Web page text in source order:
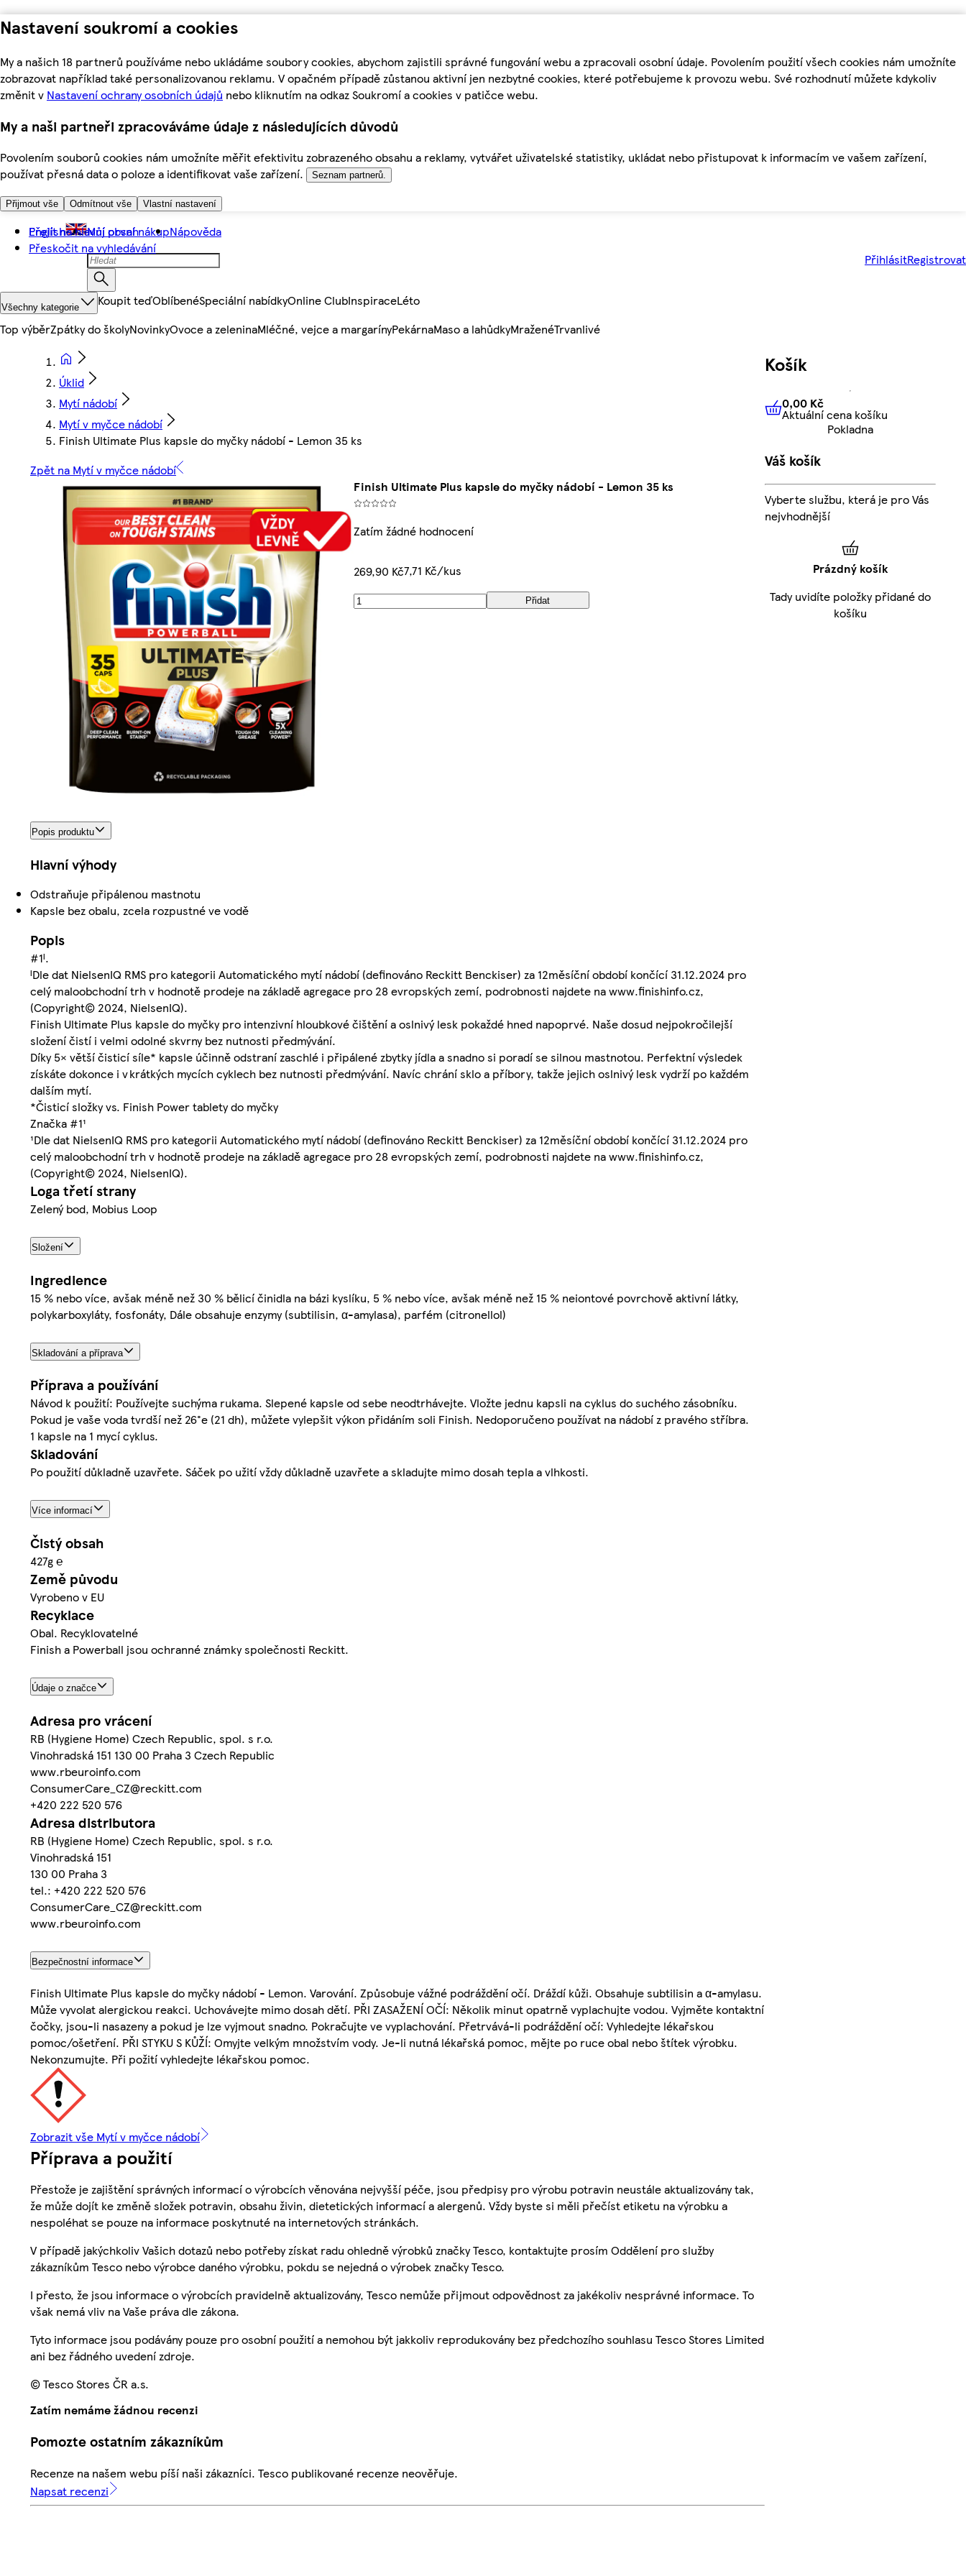
Nastavení soukromí a cookies
My a našich 18 partnerů používáme nebo ukládáme soubory cookies, abychom zajistili správné fungování webu a zpracovali osobní údaje. Povolením použití všech cookies nám umožníte
zobrazovat například také personalizovanou reklamu. V opačném případě zůstanou aktivní jen nezbytné cookies, které potřebujeme k provozu webu. Své rozhodnutí můžete kdykoliv
změnit v Nastavení ochrany osobních údajů nebo kliknutím na odkaz Soukromí a cookies v patičce webu.
My a naši partneři zpracováváme údaje z následujících důvodů
Povolením souborů cookies nám umožníte měřit efektivitu zobrazeného obsahu a reklamy, vytvářet uživatelské statistiky, ukládat nebo přistupovat k informacím ve vašem zařízení,
používat přesná data o poloze a identifikovat vaše zařízení.
Seznam partnerů.
Přijmout vše Odmítnout vše Vlastní nastavení
Přejít na hlavní obsah
Přeskočit na vyhledávání
English Můj první nákupNápověda
PřihlásitRegistrovat
Všechny kategorie Koupit teďOblíbenéSpeciální nabídkyOnline ClubInspiraceLéto
Top výběrZpátky do školyNovinkyOvoce a zeleninaMléčné, vejce a margarínyPekárnaMaso a lahůdkyMraženéTrvanlivé
Úklid
Mytí nádobí
Mytí v myčce nádobí
Finish Ultimate Plus kapsle do myčky nádobí - Lemon 35 ks
Zpět na Mytí v myčce nádobí
Finish Ultimate Plus kapsle do myčky nádobí - Lemon 35 ks
Zatím žádné hodnocení
269,90 Kč7,71 Kč/kus
Přidat
Popis produktu
Hlavní výhody
Odstraňuje připálenou mastnotu
Kapsle bez obalu, zcela rozpustné ve vodě
Popis
#1ᴵ.
ᴵDle dat NielsenIQ RMS pro kategorii Automatického mytí nádobí (definováno Reckitt Benckiser) za 12měsíční období končící 31.12.2024 pro
celý maloobchodní trh v hodnotě prodeje na základě agregace pro 28 evropských zemí, podrobnosti najdete na www.finishinfo.cz,
(Copyright© 2024, NielsenIQ).
Finish Ultimate Plus kapsle do myčky pro intenzivní hloubkové čištění a oslnivý lesk pokaždé hned napoprvé. Naše dosud nejpokročilejší
složení čistí i velmi odolné skvrny bez nutnosti předmývání.
Díky 5× větší čisticí síle* kapsle účinně odstraní zaschlé i připálené zbytky jídla a snadno si poradí se silnou mastnotou. Perfektní výsledek
získáte dokonce i v krátkých mycích cyklech bez nutnosti předmývání. Navíc chrání sklo a příbory, takže jejich oslnivý lesk vydrží po každém
dalším mytí.
*Čisticí složky vs. Finish Power tablety do myčky
Značka #1¹
¹Dle dat NielsenIQ RMS pro kategorii Automatického mytí nádobí (definováno Reckitt Benckiser) za 12měsíční období končící 31.12.2024 pro
celý maloobchodní trh v hodnotě prodeje na základě agregace pro 28 evropských zemí, podrobnosti najdete na www.finishinfo.cz,
(Copyright© 2024, NielsenIQ).
Loga třetí strany
Zelený bod, Mobius Loop
Složení
Ingredience
15 % nebo více, avšak méně než 30 % bělicí činidla na bázi kyslíku, 5 % nebo více, avšak méně než 15 % neiontové povrchově aktivní látky,
polykarboxyláty, fosfonáty, Dále obsahuje enzymy (subtilisin, α-amylasa), parfém (citronellol)
Skladování a příprava
Příprava a používání
Návod k použití: Používejte suchýma rukama. Slepené kapsle od sebe neodtrhávejte. Vložte jednu kapsli na cyklus do suchého zásobníku.
Pokud je vaše voda tvrdší než 26°e (21 dh), můžete vylepšit výkon přidáním soli Finish. Nedoporučeno používat na nádobí z pravého stříbra.
1 kapsle na 1 mycí cyklus.
Skladování
Po použití důkladně uzavřete. Sáček po užití vždy důkladně uzavřete a skladujte mimo dosah tepla a vlhkosti.
Více informací
Čistý obsah
427g ℮
Země původu
Vyrobeno v EU
Recyklace
Obal. Recyklovatelné
Finish a Powerball jsou ochranné známky společnosti Reckitt.
Údaje o značce
Adresa pro vrácení
RB (Hygiene Home) Czech Republic, spol. s r.o.
Vinohradská 151 130 00 Praha 3 Czech Republic
www.rbeuroinfo.com
ConsumerCare_CZ@reckitt.com
+420 222 520 576
Adresa distributora
RB (Hygiene Home) Czech Republic, spol. s r.o.
Vinohradská 151
130 00 Praha 3
tel.: +420 222 520 576
ConsumerCare_CZ@reckitt.com
www.rbeuroinfo.com
Bezpečnostní informace
Finish Ultimate Plus kapsle do myčky nádobí - Lemon. Varování. Způsobuje vážné podráždění očí. Dráždí kůži. Obsahuje subtilisin a α-amylasu.
Může vyvolat alergickou reakci. Uchovávejte mimo dosah dětí. PŘI ZASAŽENÍ OČÍ: Několik minut opatrně vyplachujte vodou. Vyjměte kontaktní
čočky, jsou-li nasazeny a pokud je lze vyjmout snadno. Pokračujte ve vyplachování. Přetrvává-li podráždění očí: Vyhledejte lékařskou
pomoc/ošetření. PŘI STYKU S KŮŽÍ: Omyjte velkým množstvím vody. Je-li nutná lékařská pomoc, mějte po ruce obal nebo štítek výrobku.
Nekonzumujte. Při požití vyhledejte lékařskou pomoc.
Zobrazit vše Mytí v myčce nádobí
Příprava a použití
Přestože je zajištění správných informací o výrobcích věnována nejvyšší péče, jsou předpisy pro výrobu potravin neustále aktualizovány tak,
že může dojít ke změně složek potravin, obsahu živin, dietetických informací a alergenů. Vždy byste si měli přečíst etiketu na výrobku a
nespoléhat se pouze na informace poskytnuté na internetových stránkách.
V případě jakýchkoliv Vašich dotazů nebo potřeby získat radu ohledně výrobků značky Tesco, kontaktujte prosím Oddělení pro služby
zákazníkům Tesco nebo výrobce daného výrobku, pokdu se nejedná o výrobek značky Tesco.
I přesto, že jsou informace o výrobcích pravidelně aktualizovány, Tesco nemůže přijmout odpovědnost za jakékoliv nesprávné informace. To
však nemá vliv na Vaše práva dle zákona.
Tyto informace jsou podávány pouze pro osobní použití a nemohou být jakkoliv reprodukovány bez předchozího souhlasu Tesco Stores Limited
ani bez řádného uvedení zdroje.
© Tesco Stores ČR a.s.
Zatím nemáme žádnou recenzi
Pomozte ostatním zákazníkům
Recenze na našem webu píší naši zákazníci. Tesco publikované recenze neověřuje.
Napsat recenzi
Košík
0,00 KčAktuální cena košíku
0,00 Kč
Aktuální cena košíku
Pokladna
Váš košík
Vyberte službu, která je pro Vás
nejvhodnější
Prázdný košík
Tady uvidíte položky přidané do
košíku